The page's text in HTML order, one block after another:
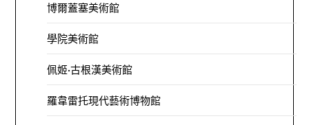
博爾蓋塞美術館
學院美術館
佩姬·古根漢美術館
羅韋雷托現代藝術博物館